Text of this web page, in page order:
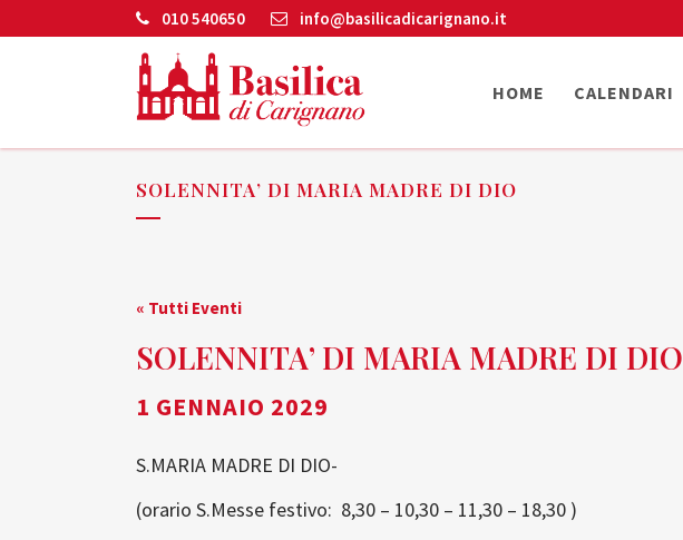
010 540650 info@basilicadicarignano.it
HOME CALENDARI
SOLENNITA’ DI MARIA MADRE DI DIO
« Tutti Eventi
SOLENNITA’ DI MARIA MADRE DI DIO
1 GENNAIO 2029
S.MARIA MADRE DI DIO-
(orario S.Messe festivo: 8,30 – 10,30 – 11,30 – 18,30 )